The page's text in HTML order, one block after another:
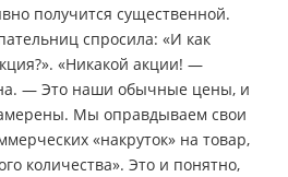
получится существенной.
спросила: «И как
«Никакой акции! —
— Это наши обычные цены, и
Мы оправдываем свои
«накруток» на товар,
количества». Это и понятно,